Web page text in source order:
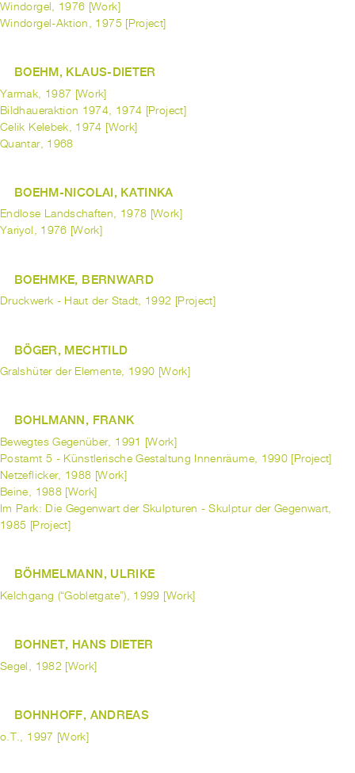
Windorgel, 1976 [Work]
Windorgel-Aktion, 1975 [Project]
BOEHM, KLAUS-DIETER
Yarmak, 1987 [Work]
Bildhaueraktion 1974, 1974 [Project]
Celik Kelebek, 1974 [Work]
Quantar, 1968
BOEHM-NICOLAI, KATINKA
Endlose Landschaften, 1978 [Work]
Yariyol, 1976 [Work]
BOEHMKE, BERNWARD
Druckwerk - Haut der Stadt, 1992 [Project]
BÖGER, MECHTILD
Gralshüter der Elemente, 1990 [Work]
BOHLMANN, FRANK
Bewegtes Gegenüber, 1991 [Work]
Postamt 5 - Künstlerische Gestaltung Innenräume, 1990 [Project]
Netzeflicker, 1988 [Work]
Beine, 1988 [Work]
Im Park: Die Gegenwart der Skulpturen - Skulptur der Gegenwart,
1985 [Project]
BÖHMELMANN, ULRIKE
Kelchgang (“Gobletgate”), 1999 [Work]
BOHNET, HANS DIETER
Segel, 1982 [Work]
BOHNHOFF, ANDREAS
o.T., 1997 [Work]